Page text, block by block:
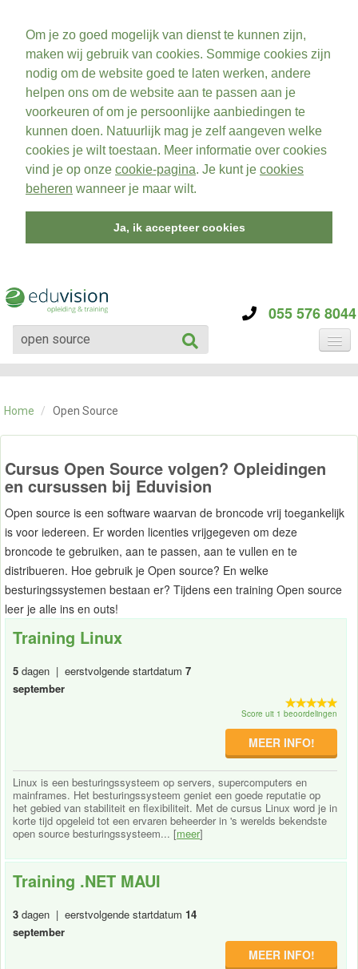
Om je zo goed mogelijk van dienst te kunnen zijn,
maken wij gebruik van cookies. Sommige cookies zijn
nodig om de website goed te laten werken, andere
helpen ons om de website aan te passen aan je
voorkeuren of om je persoonlijke aanbiedingen te
kunnen doen. Natuurlijk mag je zelf aangeven welke
cookies je wilt toestaan. Meer informatie over cookies
vind je op onze cookie-pagina. Je kunt je cookies
beheren wanneer je maar wilt.
Ja, ik accepteer cookies
055 576 8044
CATEGORIE
OVER ONS
CONTACT
Home / Open Source
Cursus Open Source volgen? Opleidingen
en cursussen bij Eduvision
Open source is een software waarvan de broncode vrij toegankelijk
is voor iedereen. Er worden licenties vrijgegeven om deze
broncode te gebruiken, aan te passen, aan te vullen en te
distribueren. Hoe gebruik je Open source? En welke
besturingssystemen bestaan er? Tijdens een training Open source
leer je alle ins en outs!
Training Linux
5 dagen | eerstvolgende startdatum 7
september
Score uit 1 beoordelingen
MEER INFO!
Linux is een besturingssysteem op servers, supercomputers en
mainframes. Het besturingssysteem geniet een goede reputatie op
het gebied van stabiliteit en flexibiliteit. Met de cursus Linux word je in
korte tijd opgeleid tot een ervaren beheerder in 's werelds bekendste
open source besturingssysteem... [meer]
Training .NET MAUI
3 dagen | eerstvolgende startdatum 14
september
MEER INFO!